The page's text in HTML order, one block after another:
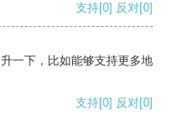
支持[0] 反对[0]
一下，比如能够支持更多地
支持[0] 反对[0]